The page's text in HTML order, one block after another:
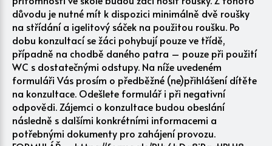
důvodu je nutné mít k dispozici minimálně dvě roušky
na střídání a igelitový sáček na použitou roušku. Po
dobu konzultací se žáci pohybují pouze ve třídě,
případně na chodbě daného patra – pouze při použití
WC s dostatečnými odstupy. Na níže uvedeném
formuláři Vás prosím o předběžné (ne)přihlášení dítěte
na konzultace. Odešlete formulář i při negativní
odpovědi. Zájemci o konzultace budou obeslání
následně s dalšími konkrétními informacemi a
potřebnými dokumenty pro zahájení provozu.